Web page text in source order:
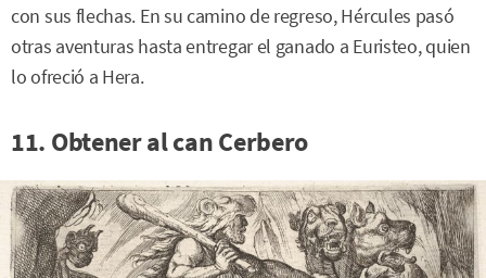
con sus flechas. En su camino de regreso, Hércules pasó
otras aventuras hasta entregar el ganado a Euristeo, quien
lo ofreció a Hera.
11. Obtener al can Cerbero